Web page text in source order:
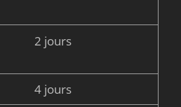
2 jours
4 jours